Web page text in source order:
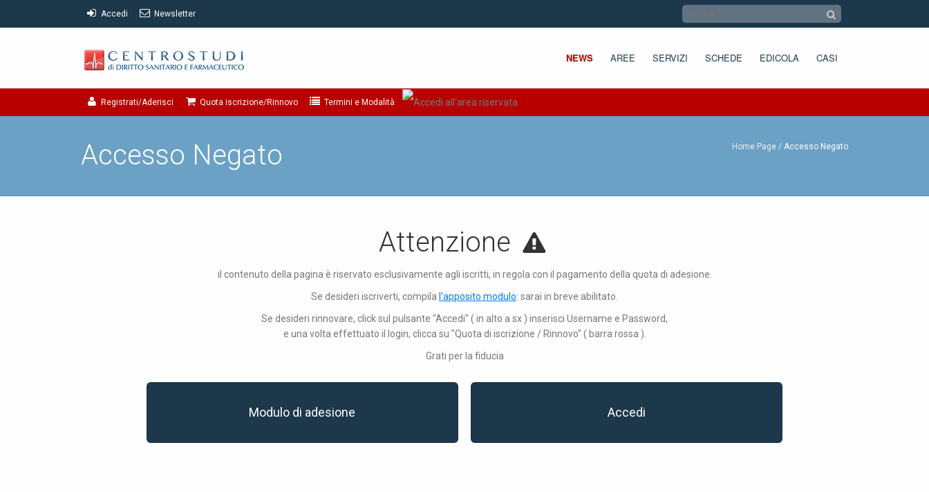
Accedi Newsletter
NEWS AREE SERVIZI SCHEDE EDICOLA CASI
Registrati/Aderisci Quota iscrizione/Rinnovo Termini e Modalità
Accesso Negato Home Page Accesso Negato
Attenzione
il contenuto della pagina è riservato esclusivamente agli iscritti, in regola con il pagamento della quota di adesione.
Se desideri iscriverti, compila l'apposito modulo: sarai in breve abilitato.
Se desideri rinnovare, click sul pulsante "Accedi" ( in alto a sx ) inserisci Username e Password,
e una volta effettuato il login, clicca su "Quota di iscrizione / Rinnovo" ( barra rossa ).
Grati per la fiducia
Modulo di adesione Accedi